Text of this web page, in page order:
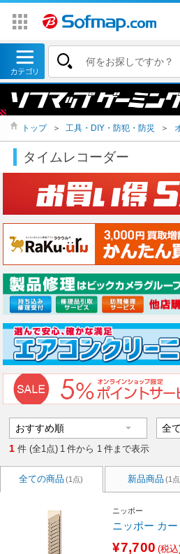
トップ ＞ 工具・DIY・防犯・防災 ＞
タイムレコーダー
1 件 (全1点) 1 件から 1 件まで表示
全ての商品 (1点) 新品商品 (1
ニッポー
ニッポー カ
¥7,700 (税込